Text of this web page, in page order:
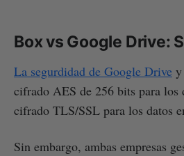
Box vs Google Drive:
La segurdidad de Google Drive y
cifrado AES de 256 bits para los
cifrado TLS/SSL para los datos
Sin embargo, ambas empresas